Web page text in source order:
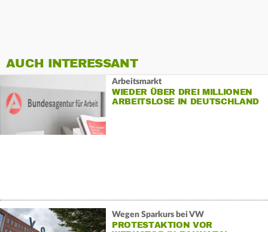
AUCH INTERESSANT
Arbeitsmarkt
WIEDER ÜBER DREI MILLIONEN
ARBEITSLOSE IN DEUTSCHLAND
Wegen Sparkurs bei VW
PROTESTAKTION VOR